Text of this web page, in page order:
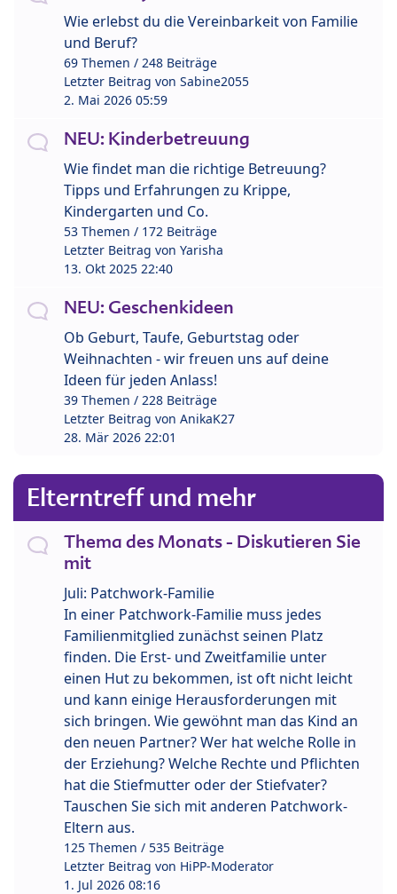
Wie erlebst du die Vereinbarkeit von Familie
und Beruf?
69 Themen / 248 Beiträge
Letzter Beitrag von Sabine2055
2. Mai 2026 05:59
NEU: Kinderbetreuung
Wie findet man die richtige Betreuung?
Tipps und Erfahrungen zu Krippe,
Kindergarten und Co.
53 Themen / 172 Beiträge
Letzter Beitrag von Yarisha
13. Okt 2025 22:40
NEU: Geschenkideen
Ob Geburt, Taufe, Geburtstag oder
Weihnachten - wir freuen uns auf deine
Ideen für jeden Anlass!
39 Themen / 228 Beiträge
Letzter Beitrag von AnikaK27
28. Mär 2026 22:01
Elterntreff und mehr
Thema des Monats - Diskutieren Sie
mit
Juli: Patchwork-Familie
In einer Patchwork-Familie muss jedes
Familienmitglied zunächst seinen Platz
finden. Die Erst- und Zweitfamilie unter
einen Hut zu bekommen, ist oft nicht leicht
und kann einige Herausforderungen mit
sich bringen. Wie gewöhnt man das Kind an
den neuen Partner? Wer hat welche Rolle in
der Erziehung? Welche Rechte und Pflichten
hat die Stiefmutter oder der Stiefvater?
Tauschen Sie sich mit anderen Patchwork-
Eltern aus.
125 Themen / 535 Beiträge
Letzter Beitrag von HiPP-Moderator
1. Jul 2026 08:16